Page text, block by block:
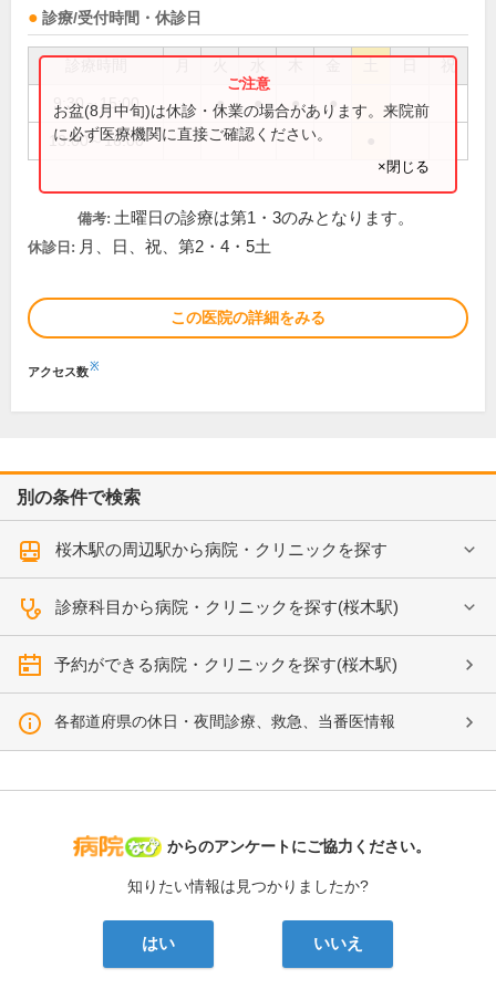
診療/受付時間・休診日
祝
9:30～15:00 ● ● ● ●
13:00～16:00
お盆(8月中旬)は休診・休業の場合があります。来院前
に必ず医療機関に直接ご確認ください。
×閉じる
備考: 土曜日の診療は第1・3のみとなります。
休診日: 月、日、祝、第2・4・5土
この医院の詳細をみる
アクセス数※
別の条件で検索
桜木駅の周辺駅から病院・クリニックを探す
診療科目から病院・クリニックを探す(桜木駅)
予約ができる病院・クリニックを探す(桜木駅)
各都道府県の休日・夜間診療、救急、当番医情報
病院なび
からのアンケートにご協力ください。
知りたい情報は見つかりましたか?
はい いいえ